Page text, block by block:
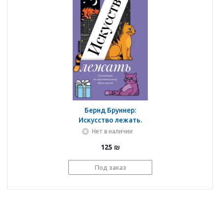
Бернд Бруннер:
Искусство лежать.
Руководство по
образу жизни
Нет в наличии
125 ₪
Под заказ